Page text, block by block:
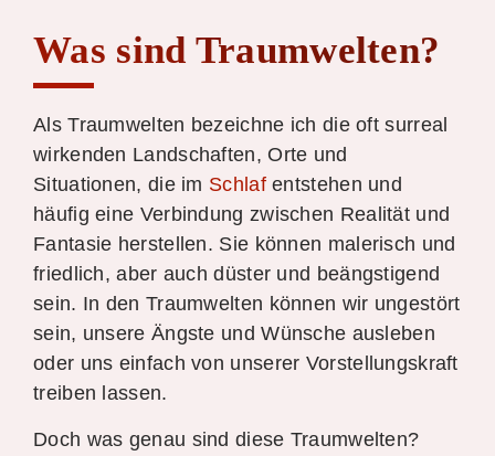
Was sind Traumwelten?
Als Traumwelten bezeichne ich die oft surreal
wirkenden Landschaften, Orte und
Situationen, die im Schlafentstehen und
häufig eine Verbindung zwischen Realität und
Fantasie herstellen. Sie können malerisch und
friedlich, aber auch düster und beängstigend
sein. In den Traumwelten können wir ungestört
sein, unsere Ängste und Wünsche ausleben
oder uns einfach von unserer Vorstellungskraft
treiben lassen.
Doch was genau sind diese Traumwelten?